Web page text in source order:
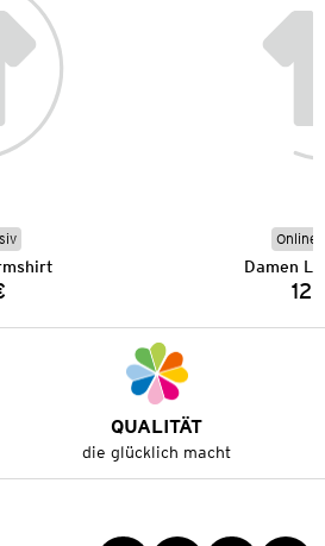
Online
Damen
QUALITÄT
die glücklich macht